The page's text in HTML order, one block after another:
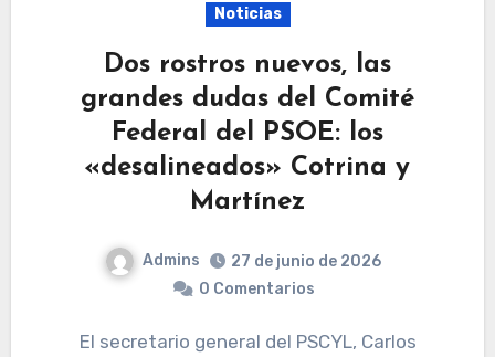
Noticias
Dos rostros nuevos, las
grandes dudas del Comité
Federal del PSOE: los
«desalineados» Cotrina y
Martínez
Admins
27 de junio de 2026
0 Comentarios
El secretario general del PSCYL, Carlos